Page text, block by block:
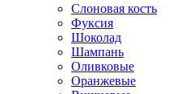
Слоновая кость
Фуксия
Шоколад
Шампань
Оливковые
Оранжевые